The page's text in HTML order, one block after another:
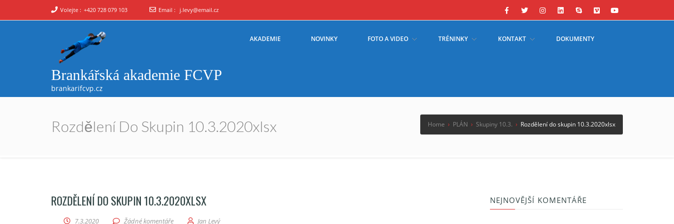
Volejte : +420 728 079 103 Email : j.levy@email.cz
Brankářská akademie FCVP
brankarifcvp.cz
AKADEMIE NOVINKY FOTO A VIDEO TRÉNINKY KONTAKT DOKUMENTY
Rozdělení Do Skupin 10.3.2020xlsx Home › PLÁN › Skupiny 10.3. › Rozdělení do skupin 10.3.2020xlsx
ROZDĚLENÍ DO SKUPIN 10.3.2020XLSX
7.3.2020 Žádné komentáře Jan Levý
NEJNOVĚJŠÍ KOMENTÁŘE